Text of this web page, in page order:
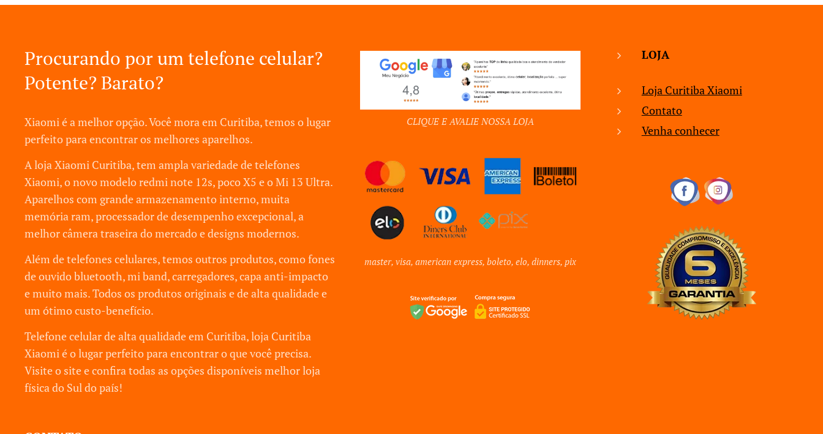
Procurando por um telefone celular?
Potente? Barato?
Xiaomi é a melhor opção. Você mora em Curitiba, temos o lugar
perfeito para encontrar os melhores aparelhos.
A loja Xiaomi Curitiba, tem ampla variedade de telefones
Xiaomi, o novo modelo redmi note 12s, poco X5 e o Mi 13 Ultra.
Aparelhos com grande armazenamento interno, muita
memória ram, processador de desempenho excepcional, a
melhor câmera traseira do mercado e designs modernos.
Além de telefones celulares, temos outros produtos, como fones
de ouvido bluetooth, mi band, carregadores, capa anti-impacto
e muito mais. Todos os produtos originais e de alta qualidade e
um ótimo custo-benefício.
Telefone celular de alta qualidade em Curitiba, loja Curitiba
Xiaomi é o lugar perfeito para encontrar o que você precisa.
Visite o site e confira todas as opções disponíveis melhor loja
física do Sul do país!
CLIQUE E AVALIE NOSSA LOJA
master, visa, american express, boleto, elo, dinners, pix
LOJA
Loja Curitiba Xiaomi
Contato
Venha conhecer